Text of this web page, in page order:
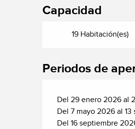
Capacidad
19 Habitación(es)
Periodos de
Del 29 enero 2026 al
Del 7 mayo 2026 al
Del 16 septiembre